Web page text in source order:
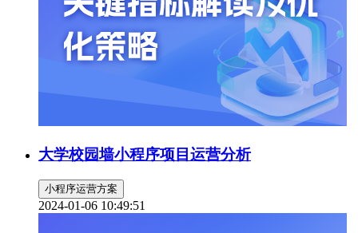
大学校园墙小程序项目运营分析
小程序运营方案
2024-01-06 10:49:51